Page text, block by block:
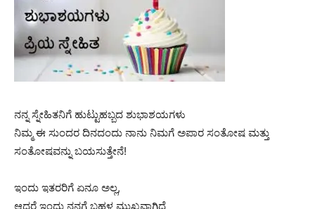
ನನ್ನ ಸ್ನೇಹಿತನಿಗೆ ಹುಟ್ಟುಹಬ್ಬದ ಶುಭಾಶಯಗಳು
ನಿಮ್ಮ ಈ ಸುಂದರ ದಿನದಂದು ನಾನು ನಿಮಗೆ ಅಪಾರ ಸಂತೋಷ ಮತ್ತು
ಸಂತೋಷವನ್ನು ಬಯಸುತ್ತೇನೆ!
ಇಂದು ಇತರರಿಗೆ ಏನೂ ಅಲ್ಲ,
ಆದರೆ ಇಂದು ನನಗೆ ಬಹಳ ಮುಖ್ಯವಾಗಿದೆ